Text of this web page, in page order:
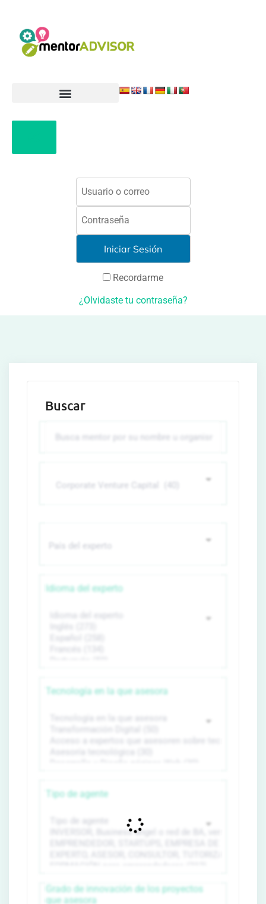
Recordarme
¿Olvidaste tu contraseña?
Buscar
Idioma del experto
Tecnología en la que asesora
Tipo de agente
Grado de innovación de los proyectos
que asesora